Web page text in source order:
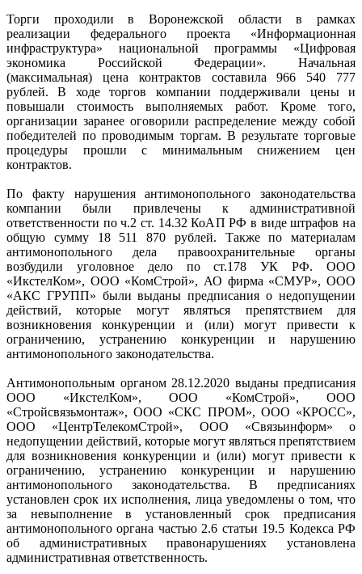
Торги проходили в Воронежской области в рамках
реализации федерального проекта «Информационная
инфраструктура» национальной программы «Цифровая
экономика Российской Федерации». Начальная
(максимальная) цена контрактов составила 966 540 777
рублей. В ходе торгов компании поддерживали цены и
повышали стоимость выполняемых работ. Кроме того,
организации заранее оговорили распределение между собой
победителей по проводимым торгам. В результате торговые
процедуры прошли с минимальным снижением цен
контрактов.
По факту нарушения антимонопольного законодательства
компании были привлечены к административной
ответственности по ч.2 ст. 14.32 КоАП РФ в виде штрафов на
общую сумму 18 511 870 рублей. Также по материалам
антимонопольного дела правоохранительные органы
возбудили уголовное дело по ст.178 УК РФ. ООО
«ИкстелКом», ООО «КомСтрой», АО фирма «СМУР», ООО
«АКС ГРУПП» были выданы предписания о недопущении
действий, которые могут являться препятствием для
возникновения конкуренции и (или) могут привести к
ограничению, устранению конкуренции и нарушению
антимонопольного законодательства.
Антимонопольным органом 28.12.2020 выданы предписания
ООО «ИкстелКом», ООО «КомСтрой», ООО
«Стройсвязьмонтаж», ООО «СКС ПРОМ», ООО «КРОСС»,
ООО «ЦентрТелекомСтрой», ООО «Связьинформ» о
недопущении действий, которые могут являться препятствием
для возникновения конкуренции и (или) могут привести к
ограничению, устранению конкуренции и нарушению
антимонопольного законодательства. В предписаниях
установлен срок их исполнения, лица уведомлены о том, что
за невыполнение в установленный срок предписания
антимонопольного органа частью 2.6 статьи 19.5 Кодекса РФ
об административных правонарушениях установлена
административная ответственность.